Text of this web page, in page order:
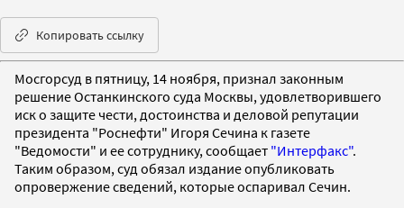
Копировать ссылку
Мосгорсуд в пятницу, 14 ноября, признал законным
решение Останкинского суда Москвы, удовлетворившего
иск о защите чести, достоинства и деловой репутации
президента "Роснефти" Игоря Сечина к газете
"Ведомости" и ее сотруднику, сообщает "Интерфакс".
Таким образом, суд обязал издание опубликовать
опровержение сведений, которые оспаривал Сечин.